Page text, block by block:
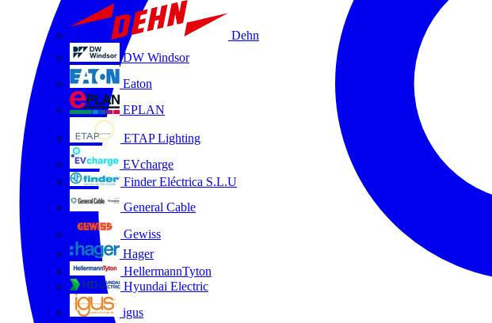
Dehn
DW Windsor
Eaton
EPLAN
ETAP Lighting
EVcharge
Finder Eléctrica S.L.U
General Cable
Gewiss
Hager
HellermannTyton
Hyundai Electric
igus